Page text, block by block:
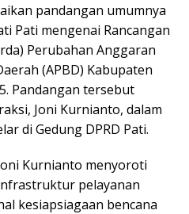
pandangan umumnya
Pati mengenai Rancangan
Perubahan Anggaran
(APBD) Kabupaten
Pandangan tersebut
Joni Kurnianto, dalam
di Gedung DPRD Pati.
Kurnianto menyoroti
pelayanan
kesiapsiagaan bencana